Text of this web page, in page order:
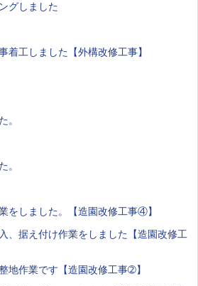
グしました
着工しました【外構改修工事】
。
。
をしました。【造園改修工事④】
、据え付け作業をしました【造園改修工
地作業です【造園改修工事➁】